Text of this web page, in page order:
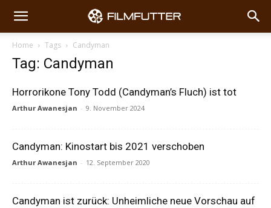
Home Tags Candyman
Tag: Candyman
Horrorikone Tony Todd (Candyman’s Fluch) ist tot
Arthur Awanesjan - 9. November 2024
Candyman: Kinostart bis 2021 verschoben
Arthur Awanesjan - 12. September 2020
Candyman ist zurück: Unheimliche neue Vorschau auf